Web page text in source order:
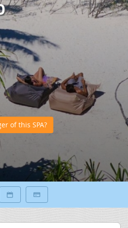
of this SPA?